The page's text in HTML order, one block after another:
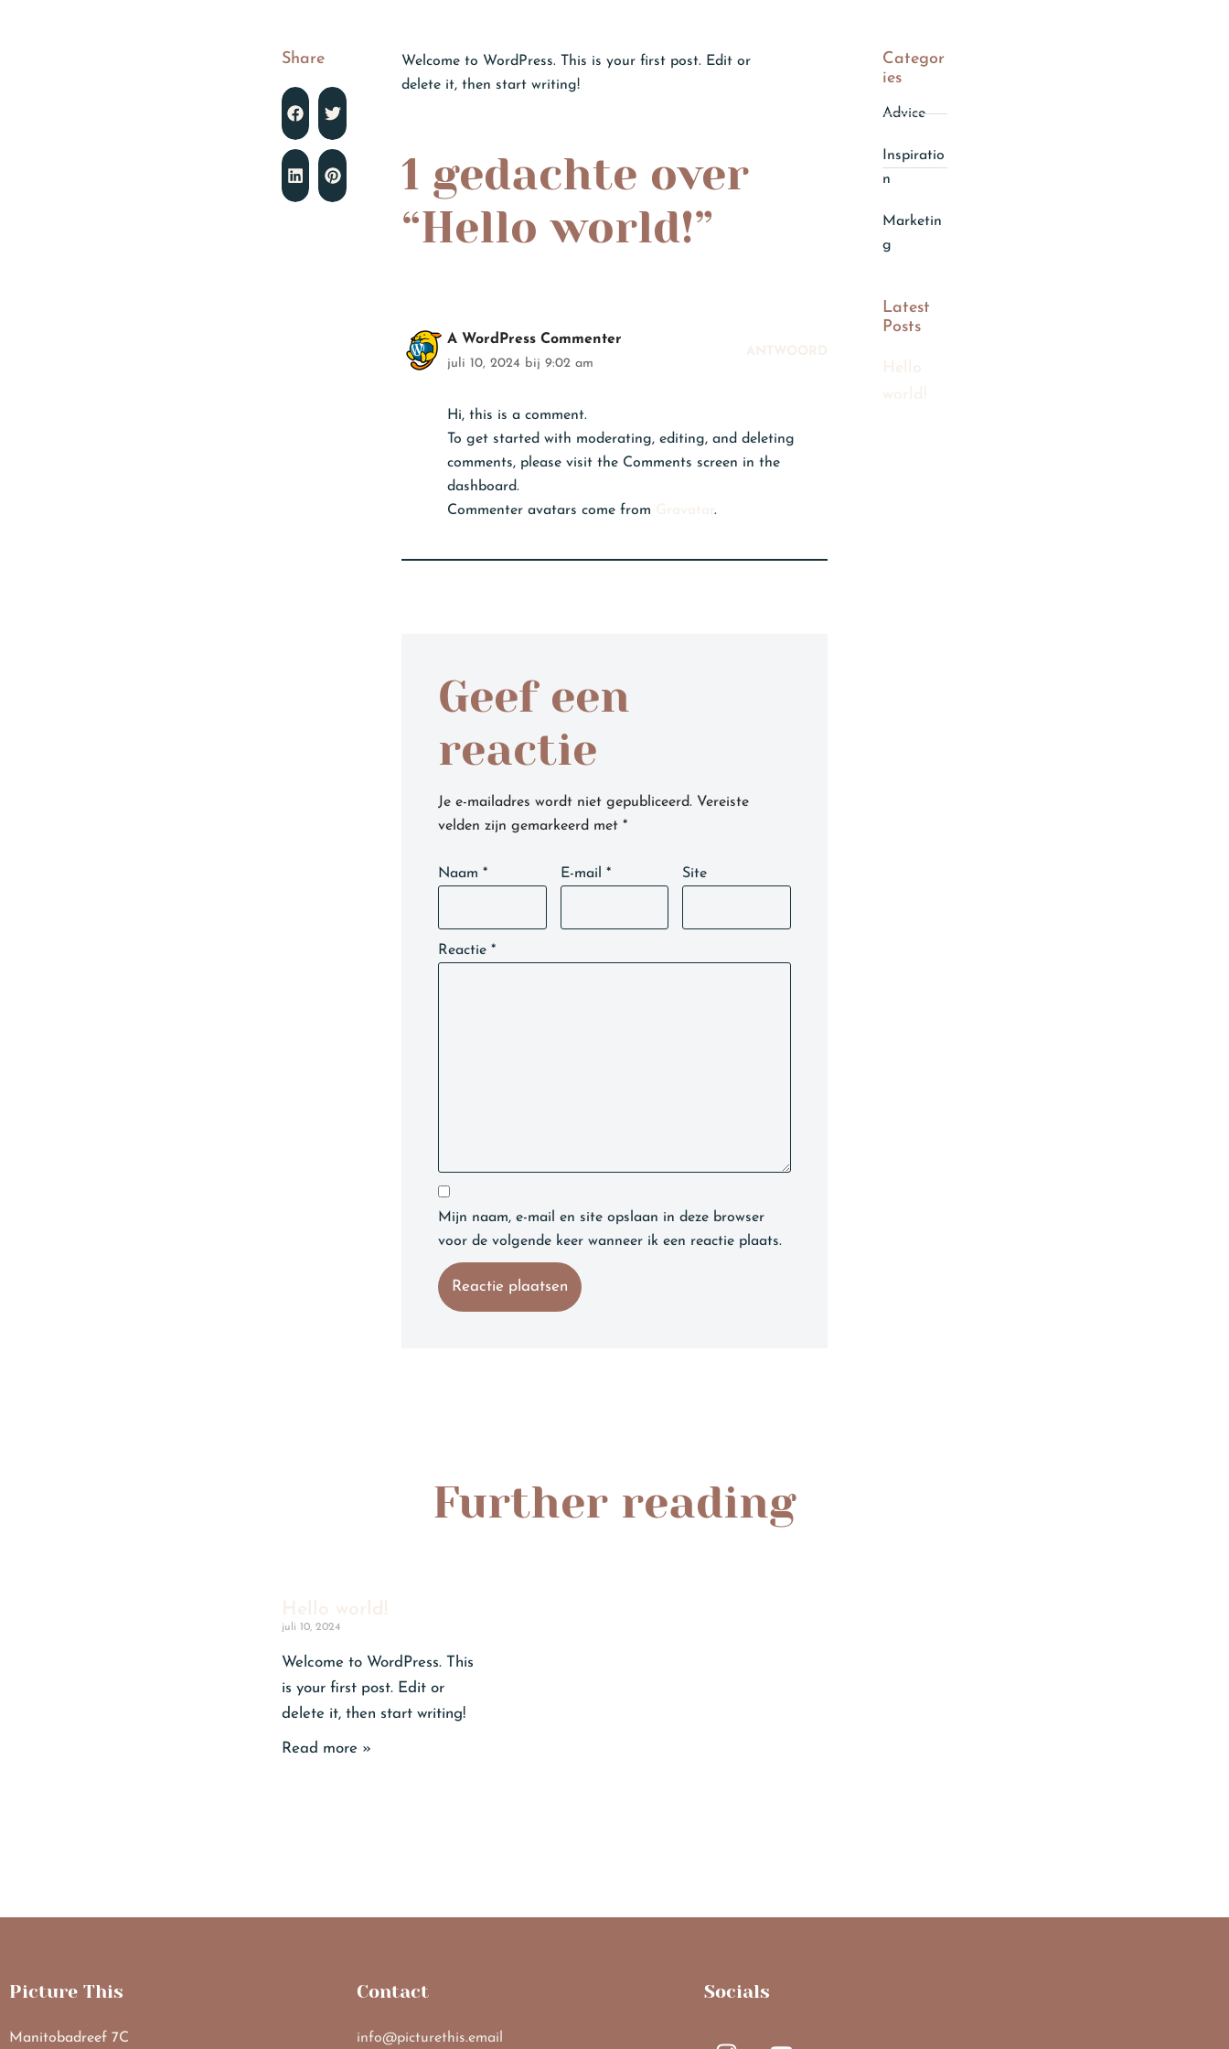
Share
Welcome to WordPress. This is your first post. Edit or
delete it, then start writing!
1 gedachte over
“Hello world!”
A WordPress Commenter
juli 10, 2024 bij 9:02 am
Hi, this is a comment.
To get started with moderating, editing, and deleting
comments, please visit the Comments screen in the
dashboard.
Commenter avatars come from
.
Geef een
reactie
Je e-mailadres wordt niet gepubliceerd. Vereiste
velden zijn gemarkeerd met *
Naam * E-mail * Site
Reactie *
Mijn naam, e-mail en site opslaan in deze browser
voor de volgende keer wanneer ik een reactie plaats.
Categor
Ies
Advice
Inspiratio
n
Marketin
g
Latest
Posts
Further reading
juli 10, 2024
Welcome to WordPress. This
is your first post. Edit or
delete it, then start writing!
Read more »
Picture This
Manitobadreef 7C
Contact
info@picturethis.email
Socials